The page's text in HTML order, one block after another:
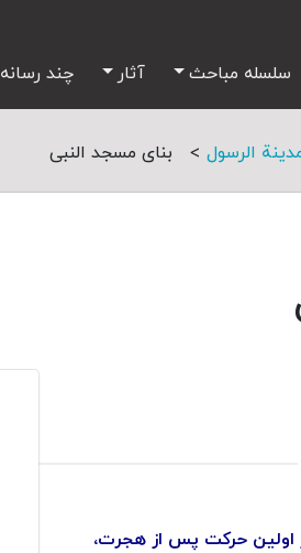
سلسله مباحث آثار چند رسانه
الرسول > بنای مسجد النبی
اولین حرکت پس از هجرت،